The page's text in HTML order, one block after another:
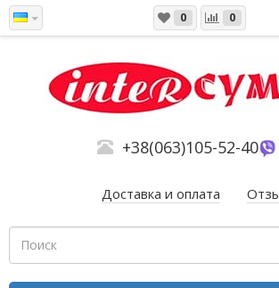
0 0
+38(063)105-52-40
Доставка и оплата